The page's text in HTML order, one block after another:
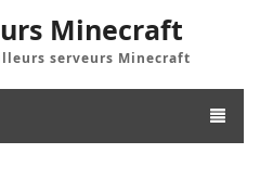
Minecraft
serveurs Minecraft